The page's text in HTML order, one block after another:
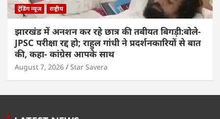
ट्रेंडिंग न्यूज राष्ट्रीय
झारखंड में अनशन कर रहे छात्र की तबीयत बिगड़ी:बोले-
JPSC परीक्षा रद्द हो; राहुल गांधी ने प्रदर्शनकारियों से बात
की, कहा- कांग्रेस आपके साथ
August 7, 2026 Star Savera